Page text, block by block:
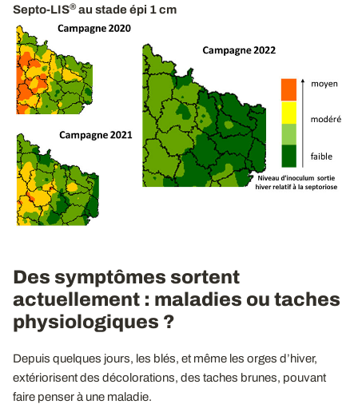
Septo-LIS®au stade épi 1 cm
Des symptômes sortent
actuellement : maladies ou taches
physiologiques ?
Depuis quelques jours, les blés, et même les orges d’hiver,
extériorisent des décolorations, des taches brunes, pouvant
faire penser à une maladie.